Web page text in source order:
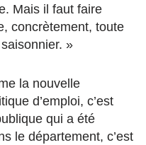
Mais il faut faire
concrètement, toute
»
la nouvelle
d’emploi, c’est
qui a été
le département, c’est